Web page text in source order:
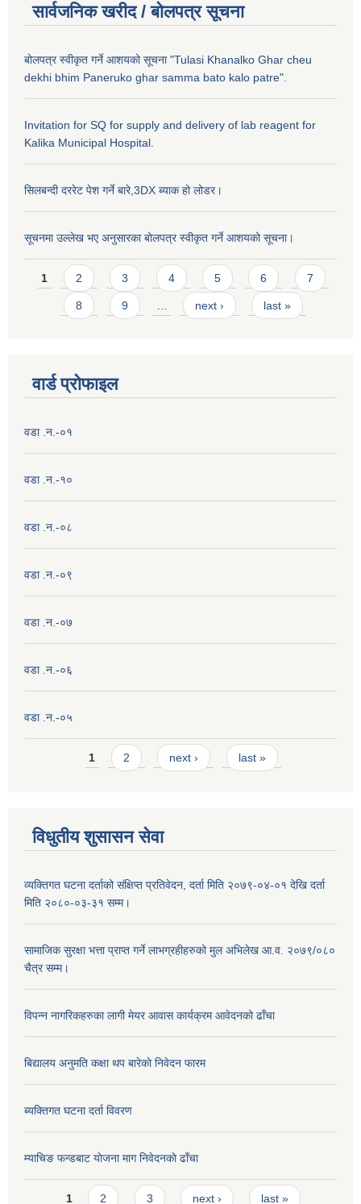
सार्वजनिक खरीद / बाेलपत्र सूचना
बोलपत्र स्वीकृत गर्ने आशयको सूचना "Tulasi Khanalko Ghar cheu
dekhi bhim Paneruko ghar samma bato kalo patre".
Invitation for SQ for supply and delivery of lab reagent for
Kalika Municipal Hospital.
सिलबन्दी दररेट पेश गर्ने बारे,3DX ब्याक हो लोडर।
सूचनमा उल्लेख भए अनुसारका बोलपत्र स्वीकृत गर्ने आशयको सूचना।
Pages
1 2 3 4 5 6 7
8 9 next › last »
वार्ड प्राेफाइल
वडा .न.-०१
वडा .न.-१०
वडा .न.-०८
वडा .न.-०९
वडा .न.-०७
वडा .न.-०६
वडा .न.-०५
Pages1 2 next › last »
विधुतीय शुसासन सेवा
व्यक्तिगत घटना दर्ताको संक्षिप्त प्रतिवेदन, दर्ता मिति २०७९-०४-०१ देखि दर्ता
मिति २०८०-०३-३१ सम्म।
सामाजिक सुरक्षा भत्ता प्राप्त गर्ने लाभग्रहीहरुको मुल अभिलेख आ.व. २०७९/०८०
चैत्र सम्म।
विपन्न नागरिकहरुका लागी मेयर आवास कार्यक्रम आवेदनको ढाँचा
बिद्यालय अनुमति कक्षा थप बारेकाे निवेदन फारम
ब्यक्तिगत घटना दर्ता विवरण
म्याचिङ फन्डबाट याेजना माग निवेदनकाे ढाँचा
Pages
1 2 3 next › last »